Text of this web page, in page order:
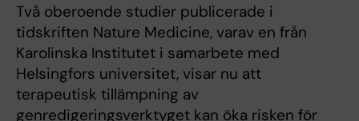
Två oberoende studier publicerade i
tidskriften Nature Medicine, varav en från
Karolinska Institutet i samarbete med
Helsingfors universitet, visar nu att
terapeutisk tillämpning av
genredigeringsverktyget kan öka risken för